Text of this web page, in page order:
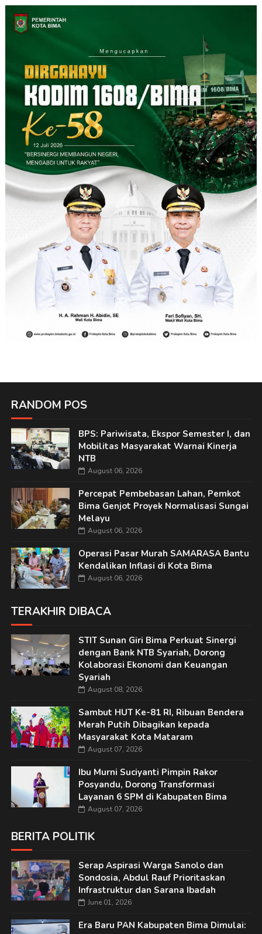
RANDOM POS
BPS: Pariwisata, Ekspor Semester I, dan
Mobilitas Masyarakat Warnai Kinerja
NTB
August 06, 2026
Percepat Pembebasan Lahan, Pemkot
Bima Genjot Proyek Normalisasi Sungai
Melayu
August 06, 2026
Operasi Pasar Murah SAMARASA Bantu
Kendalikan Inflasi di Kota Bima
August 06, 2026
TERAKHIR DIBACA
STIT Sunan Giri Bima Perkuat Sinergi
dengan Bank NTB Syariah, Dorong
Kolaborasi Ekonomi dan Keuangan
Syariah
August 08, 2026
Sambut HUT Ke-81 RI, Ribuan Bendera
Merah Putih Dibagikan kepada
Masyarakat Kota Mataram
August 07, 2026
Ibu Murni Suciyanti Pimpin Rakor
Posyandu, Dorong Transformasi
Layanan 6 SPM di Kabupaten Bima
August 07, 2026
BERITA POLITIK
Serap Aspirasi Warga Sanolo dan
Sondosia, Abdul Rauf Prioritaskan
Infrastruktur dan Sarana Ibadah
June 01, 2026
Era Baru PAN Kabupaten Bima Dimulai: